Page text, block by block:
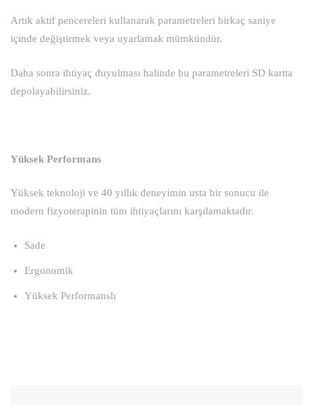
Artık aktif pencereleri kullanarak parametreleri birkaç saniye
içinde değiştirmek veya uyarlamak mümkündür.
Daha sonra ihtiyaç duyulması halinde bu parametreleri SD kartta
depolayabilirsiniz.
Yüksek Performans
Yüksek teknoloji ve 40 yıllık deneyimin usta bir sonucu ile
modern fizyoterapinin tüm ihtiyaçlarını karşılamaktadır.
Sade
Ergonomik
Yüksek Performanslı